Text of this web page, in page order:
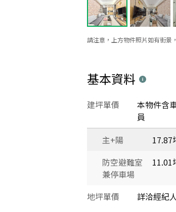
請注意，上方物件照片如有街景
基本資料
建坪單價
本物件含
員
主+陽 17.87
防空避難室
兼停車場
11.01
地坪單價 詳洽經紀